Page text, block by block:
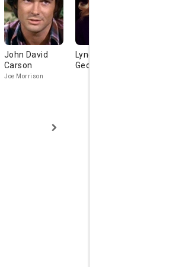
John David
Carson
Joe Morrison
Lynda Day
George